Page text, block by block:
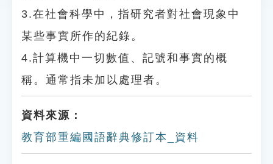
3.在社會科學中，指研究者對社會現象中
某些事實所作的紀錄。
4.計算機中一切數值、記號和事實的概
稱。通常指未加以處理者。
資料來源：
教育部重編國語辭典修訂本_資料